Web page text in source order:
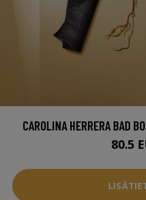
CAROLINA HERRERA BAD
80.5